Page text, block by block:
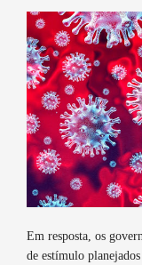
Em resposta, os
de estímulo